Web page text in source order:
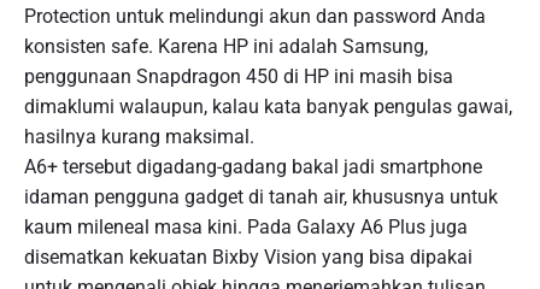
Protection untuk melindungi akun dan password Anda
konsisten safe. Karena HP ini adalah Samsung,
penggunaan Snapdragon 450 di HP ini masih bisa
dimaklumi walaupun, kalau kata banyak pengulas gawai,
hasilnya kurang maksimal.
A6+ tersebut digadang-gadang bakal jadi smartphone
idaman pengguna gadget di tanah air, khususnya untuk
kaum mileneal masa kini. Pada Galaxy A6 Plus juga
disematkan kekuatan Bixby Vision yang bisa dipakai